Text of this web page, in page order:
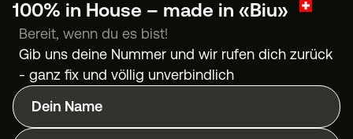
100% in House – made in «Biu»
Bereit, wenn du es bist!
Gib uns deine Nummer und wir rufen dich zurück
- ganz fix und völlig unverbindlich
Dein Name